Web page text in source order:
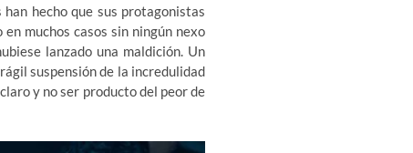
hecho que sus protagonistas
muchos casos sin ningún nexo
lanzado una maldición. Un
suspensión de la incredulidad
y no ser producto del peor de